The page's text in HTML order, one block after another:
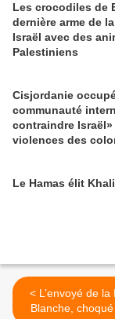
Les crocodiles de
dernière arme de
Israël avec des
Palestiniens
Cisjordanie
communauté
contraindre
violences des
Le Hamas élit
< L’envoyé de la Maison-
Blanche, choqué